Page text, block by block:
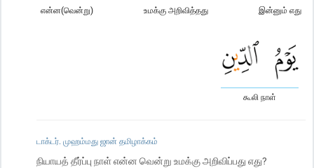
இன்னும் எது
உமக்கு அறிவித்தது
என்ன(வென்று)
கூலி நாள்
டாக்டர். முஹம்மது ஜான் தமிழாக்கம்
நியாயத் தீர்ப்பு நாள் என்ன வென்று உமக்கு அறிவிப்பது எது?